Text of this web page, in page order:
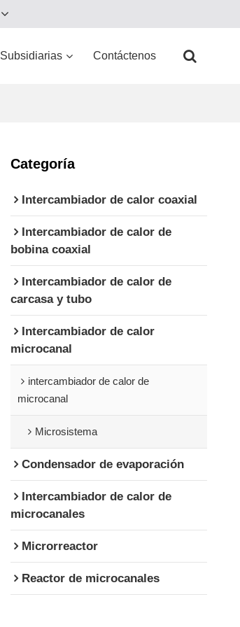
Subsidiarias Contáctenos
Categoría
Intercambiador de calor coaxial
Intercambiador de calor de
bobina coaxial
Intercambiador de calor de
carcasa y tubo
Intercambiador de calor
microcanal
intercambiador de calor de
microcanal
Microsistema
Condensador de evaporación
Intercambiador de calor de
microcanales
Microrreactor
Reactor de microcanales